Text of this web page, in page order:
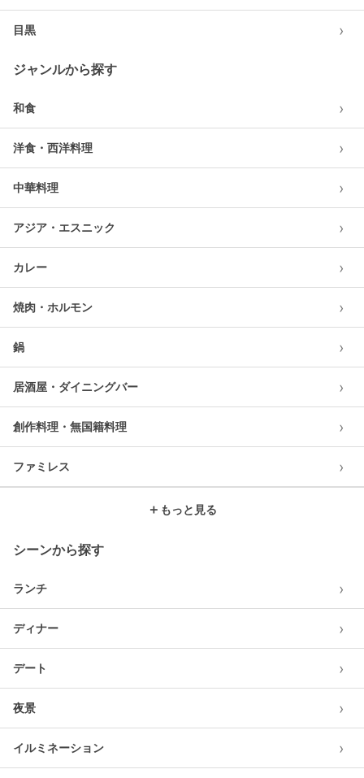
目黒 ›
ジャンルから探す
和食 ›
洋食・西洋料理 ›
中華料理 ›
アジア・エスニック ›
カレー ›
焼肉・ホルモン ›
鍋 ›
居酒屋・ダイニングバー ›
創作料理・無国籍料理 ›
ファミレス ›
＋ もっと見る
シーンから探す
ランチ ›
ディナー ›
デート ›
夜景 ›
イルミネーション ›